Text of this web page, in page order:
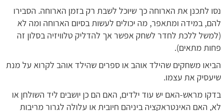
נסו לתכנן את הארוחה כך שיוכל לשבת רק בזמן הארוחה. הסבירו
להם, במידה ומתאפר, מה יכולים לעשות בסיום הארוחה ומה לא
(למשל ללכת לחדר לשחק אפשר אך להדליק טלוויזיה בסלון זה
פחות מתאים).
הביאו משחקים שהילד אוהב או ספרים שהילד אוהב לקרוא על מנת
שיעסיק את עצמו.
בדקו מראש-האם יש עוד ילדים, האם הם כן יושבים ליד השולחן או
לא, האם האינטראקציה ביניהם חיובית או עלולה לגרור מריבות